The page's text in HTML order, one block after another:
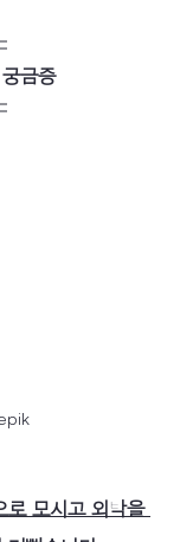
금증
로 모시고 외박을